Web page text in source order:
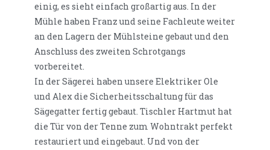
einig, es sieht einfach großartig aus. In der
Mühle haben Franz und seine Fachleute weiter
an den Lagern der Mühlsteine gebaut und den
Anschluss des zweiten Schrotgangs
vorbereitet.
In der Sägerei haben unsere Elektriker Ole
und Alex die Sicherheitsschaltung für das
Sägegatter fertig gebaut. Tischler Hartmut hat
die Tür von der Tenne zum Wohntrakt perfekt
restauriert und eingebaut. Und von der